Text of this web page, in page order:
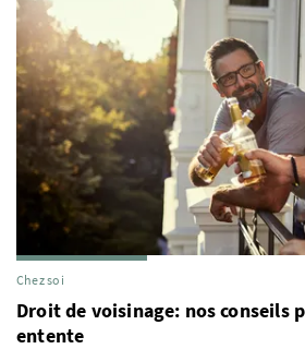
Chez soi
Droit de voisinage: nos conseils
entente